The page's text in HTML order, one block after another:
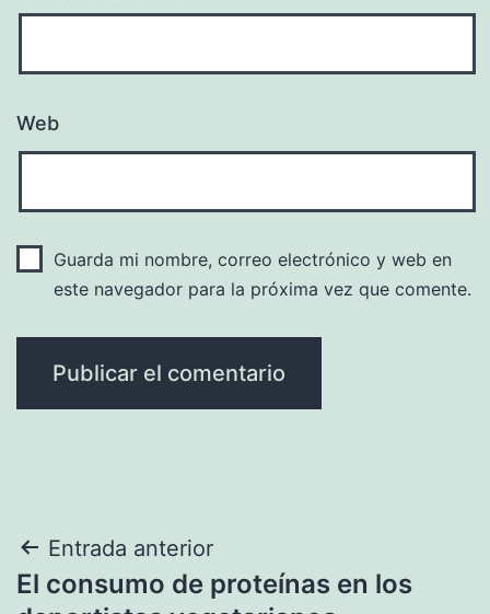
Web
Guarda mi nombre, correo electrónico y web en
este navegador para la próxima vez que comente.
Navegación
de
Entrada anterior
El consumo de proteínas en los